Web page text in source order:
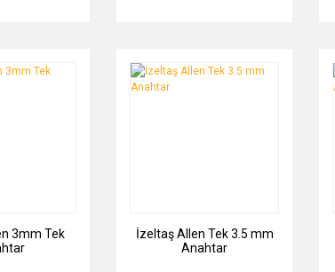
3mm Tek
İzeltaş Allen Tek 3.5 mm
Anahtar